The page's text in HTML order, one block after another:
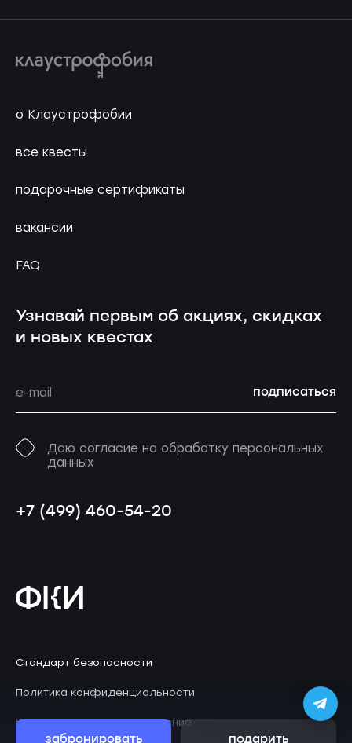
о Клаустрофобии
все квесты
подарочные сертификаты
вакансии
FAQ
Узнавай первым об акциях, скидках
и новых квестах
подписаться
Даю согласие на обработку персональных
данных
+7 (499) 460-54-20
Стандарт безопасности
Политика конфиденциальности
Пользовательское соглашение